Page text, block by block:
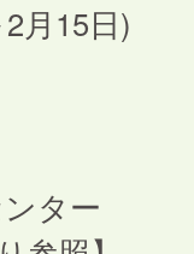
月15日)
ター